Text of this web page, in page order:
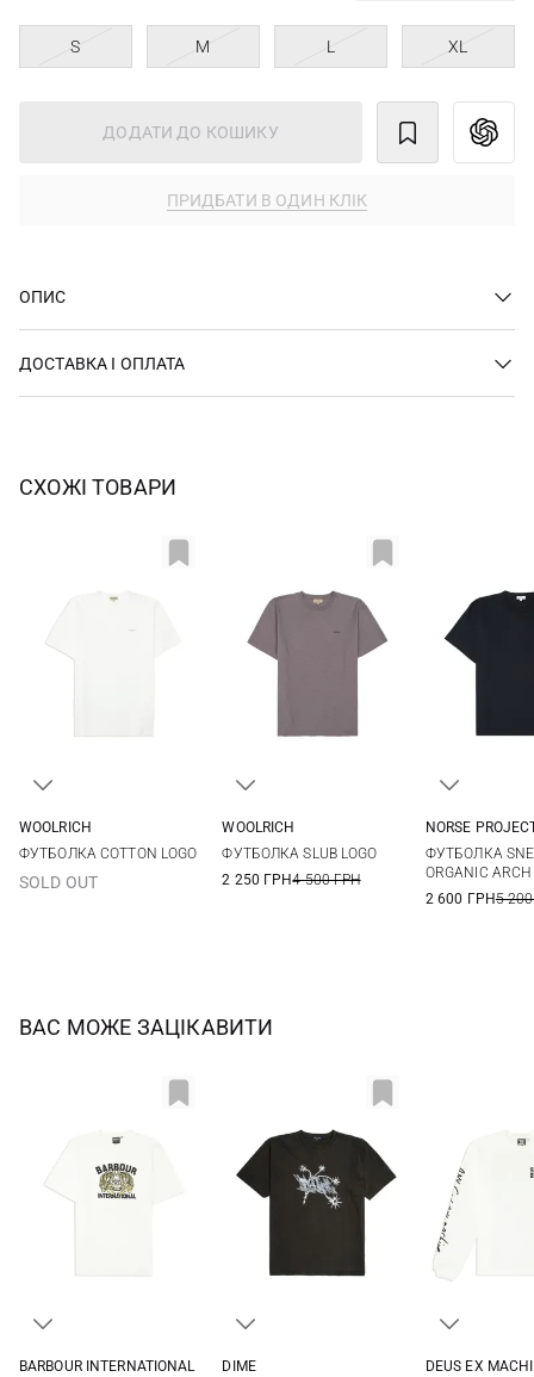
S M L XL
ДОДАТИ ДО КОШИКУ
ПРИДБАТИ В ОДИН КЛІК
ОПИС
ДОСТАВКА І ОПЛАТА
СХОЖІ ТОВАРИ
WOOLRICH
ФУТБОЛКА COTTON LOGO
SOLD OUT
WOOLRICH
ФУТБОЛКА SLUB LOGO
2 250 ГРН4 500 ГРН
NORSE
ФУТБОЛКА
ORGANIC
2 600 ГРН5
ВАС МОЖЕ ЗАЦІКАВИТИ
BARBOUR INTERNATIONAL
DIME
DEUS EX